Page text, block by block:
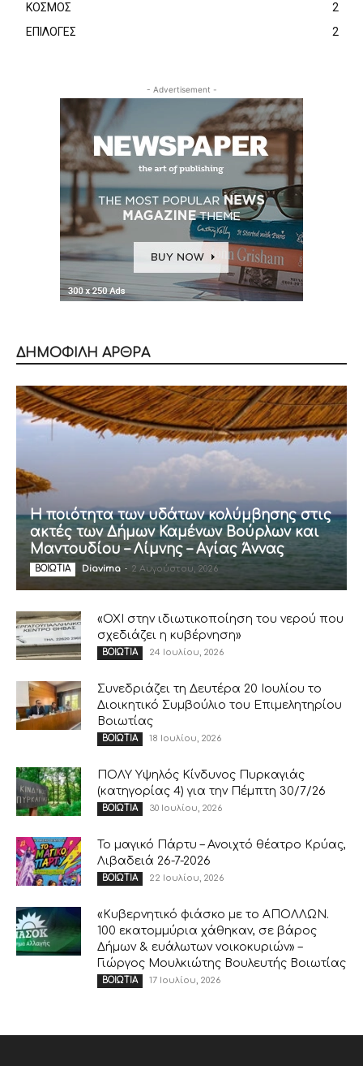
ΚΟΣΜΟΣ
2
ΕΠΙΛΟΓΕΣ
2
- Advertisement -
ΔΗΜΟΦΙΛΗ ΑΡΘΡΑ
Η ποιότητα των υδάτων κολύμβησης στις
ακτές των Δήμων Καμένων Βούρλων και
Μαντουδίου – Λίμνης – Αγίας Άννας
ΒΟΙΩΤΙΑ Diavima - 2 Αυγούστου, 2026
«ΟΧΙ στην ιδιωτικοποίηση του νερού που
σχεδιάζει η κυβέρνηση»
ΒΟΙΩΤΙΑ 24 Ιουλίου, 2026
Συνεδριάζει τη Δευτέρα 20 Ιουλίου το
Διοικητικό Συμβούλιο του Επιμελητηρίου
Βοιωτίας
ΒΟΙΩΤΙΑ 18 Ιουλίου, 2026
ΠΟΛΥ Υψηλός Κίνδυνος Πυρκαγιάς
(κατηγορίας 4) για την Πέμπτη 30/7/26
ΒΟΙΩΤΙΑ 30 Ιουλίου, 2026
Το μαγικό Πάρτυ – Ανοιχτό θέατρο Κρύας,
Λιβαδειά 26-7-2026
ΒΟΙΩΤΙΑ 22 Ιουλίου, 2026
«Κυβερνητικό φιάσκο με το ΑΠΟΛΛΩΝ.
100 εκατομμύρια χάθηκαν, σε βάρος
Δήμων & ευάλωτων νοικοκυριών» –
Γιώργος Μουλκιώτης Βουλευτής Βοιωτίας
ΒΟΙΩΤΙΑ 17 Ιουλίου, 2026